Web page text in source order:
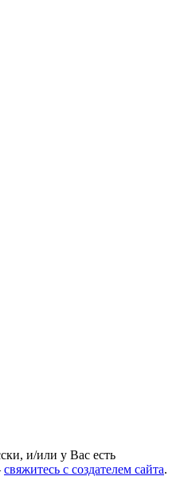
и/или у Вас есть
свяжитесь с создателем сайта.